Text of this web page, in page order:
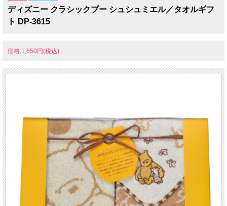
ディズニー クラシックプー シュシュミエル／タオルギフ
ト DP-3615
価格:1,650円(税込)